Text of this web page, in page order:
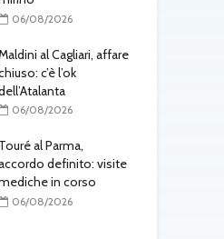
06/08/2026
al Cagliari, affare
c’è l’ok
06/08/2026
Touré al Parma,
definito: visite
in corso
06/08/2026